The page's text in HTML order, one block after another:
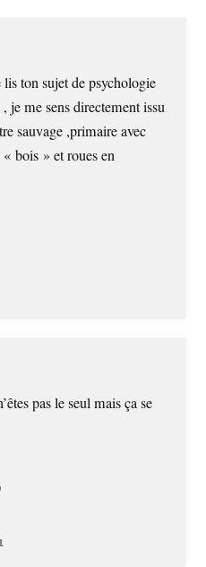
ton sujet de psychologie
je me sens directement issu
sauvage ,primaire avec
bois » et roues en
pas le seul mais ça se